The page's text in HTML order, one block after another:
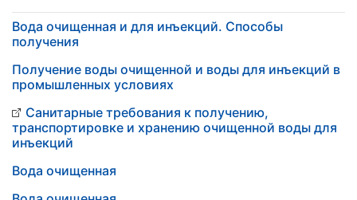
Вода очищенная и для инъекций. Способы
получения
Получение воды очищенной и воды для инъекций в
промышленных условиях
Санитарные требования к получению,
транспортировке и хранению очищенной воды для
инъекций
Вода очищенная